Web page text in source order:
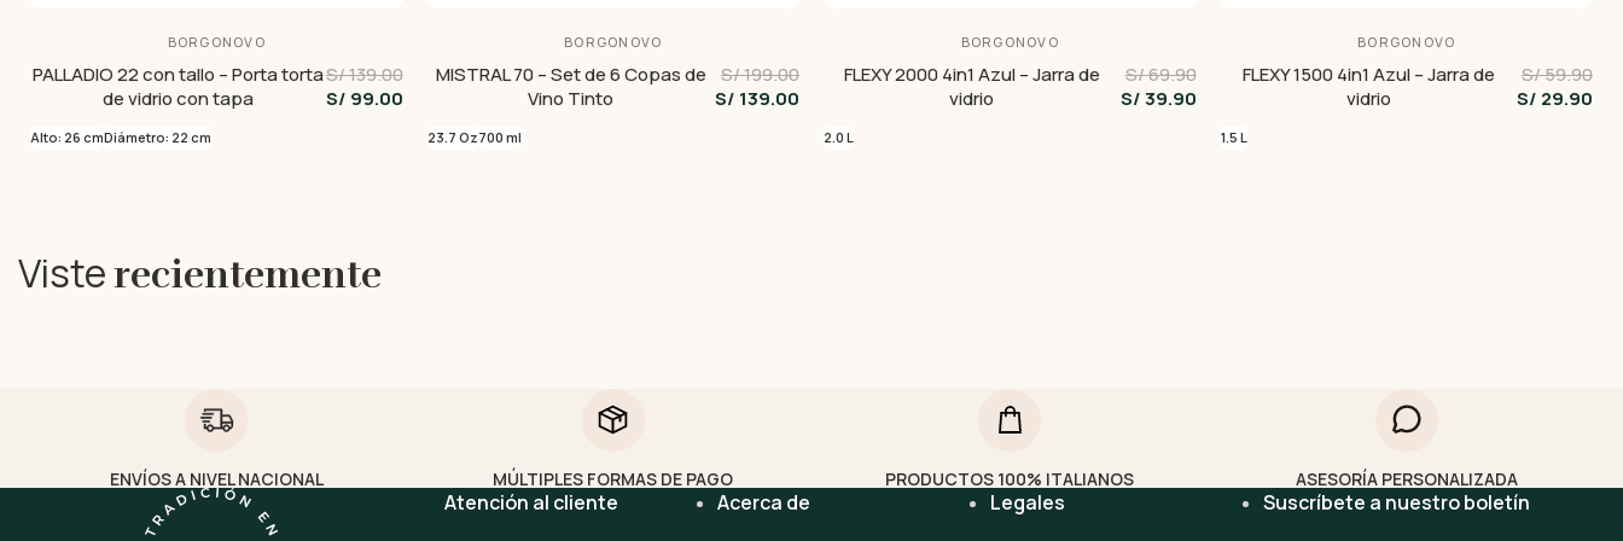
BORGONOVO
PALLADIO 22 con tallo – Porta torta
de vidrio con tapa
S/ 139.00
S/ 99.00
Alto: 26 cmDiámetro: 22 cm
BORGONOVO
MISTRAL 70 – Set de 6 Copas de
Vino Tinto
S/ 199.00
S/ 139.00
23.7 Oz700 ml
BORGONOVO
FLEXY 2000 4in1 Azul – Jarra de
vidrio
S/ 69.90
S/ 39.90
2.0 L
BORGONOVO
FLEXY 1500 4in1 Azul – Jarra de
vidrio
S/ 59.90
S/ 29.90
1.5 L
Visterecientemente
ENVÍOS A NIVEL NACIONAL MÚLTIPLES FORMAS DE PAGO PRODUCTOS 100% ITALIANOS ASESORÍA PERSONALIZADA
Atención al cliente Acerca de Legales Suscríbete a nuestro boletín